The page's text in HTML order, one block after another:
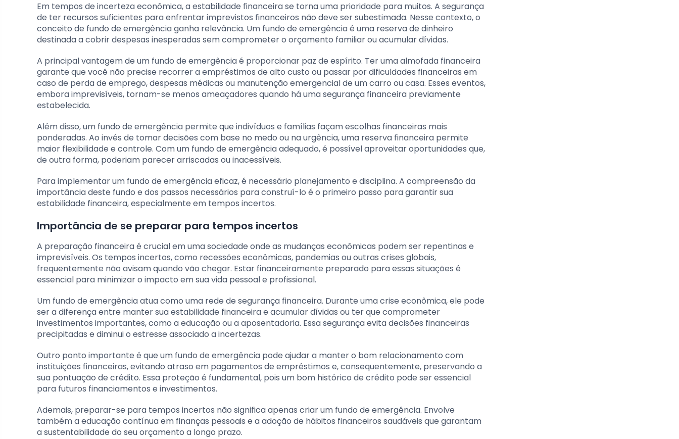
Em tempos de incerteza econômica, a estabilidade financeira se torna uma prioridade para muitos. A segurança
de ter recursos suficientes para enfrentar imprevistos financeiros não deve ser subestimada. Nesse contexto, o
conceito de fundo de emergência ganha relevância. Um fundo de emergência é uma reserva de dinheiro
destinada a cobrir despesas inesperadas sem comprometer o orçamento familiar ou acumular dívidas.
A principal vantagem de um fundo de emergência é proporcionar paz de espírito. Ter uma almofada financeira
garante que você não precise recorrer a empréstimos de alto custo ou passar por dificuldades financeiras em
caso de perda de emprego, despesas médicas ou manutenção emergencial de um carro ou casa. Esses eventos,
embora imprevisíveis, tornam-se menos ameaçadores quando há uma segurança financeira previamente
estabelecida.
Além disso, um fundo de emergência permite que indivíduos e famílias façam escolhas financeiras mais
ponderadas. Ao invés de tomar decisões com base no medo ou na urgência, uma reserva financeira permite
maior flexibilidade e controle. Com um fundo de emergência adequado, é possível aproveitar oportunidades que,
de outra forma, poderiam parecer arriscadas ou inacessíveis.
Para implementar um fundo de emergência eficaz, é necessário planejamento e disciplina. A compreensão da
importância deste fundo e dos passos necessários para construí-lo é o primeiro passo para garantir sua
estabilidade financeira, especialmente em tempos incertos.
Importância de se preparar para tempos incertos
A preparação financeira é crucial em uma sociedade onde as mudanças econômicas podem ser repentinas e
imprevisíveis. Os tempos incertos, como recessões econômicas, pandemias ou outras crises globais,
frequentemente não avisam quando vão chegar. Estar financeiramente preparado para essas situações é
essencial para minimizar o impacto em sua vida pessoal e profissional.
Um fundo de emergência atua como uma rede de segurança financeira. Durante uma crise econômica, ele pode
ser a diferença entre manter sua estabilidade financeira e acumular dívidas ou ter que comprometer
investimentos importantes, como a educação ou a aposentadoria. Essa segurança evita decisões financeiras
precipitadas e diminui o estresse associado a incertezas.
Outro ponto importante é que um fundo de emergência pode ajudar a manter o bom relacionamento com
instituições financeiras, evitando atraso em pagamentos de empréstimos e, consequentemente, preservando a
sua pontuação de crédito. Essa proteção é fundamental, pois um bom histórico de crédito pode ser essencial
para futuros financiamentos e investimentos.
Ademais, preparar-se para tempos incertos não significa apenas criar um fundo de emergência. Envolve
também a educação contínua em finanças pessoais e a adoção de hábitos financeiros saudáveis que garantam
a sustentabilidade do seu orçamento a longo prazo.